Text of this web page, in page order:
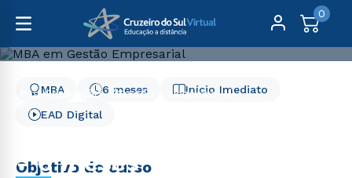
0
Pós-Graduação
Gestão e Negócios
MBA Gestão Empresarial - 6 meses
- 6 meses
Início Imediato
6 meses
MBA
EAD Digital
Objetivo do curso